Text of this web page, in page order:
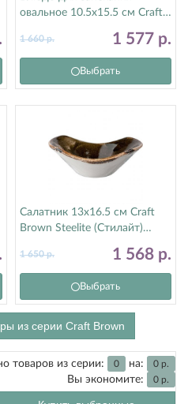
овальное 10.5х15.5 см Craft
11320400
1 577 р.
1 660р.
Выбрать
Салатник 13х16.5 см Craft
Brown Steelite (Стилайт)
1 568 р.
1 650р.
Выбрать
из серии Craft Brown
товаров из серии: 0 на: 0 р.
Вы экономите: 0 р.